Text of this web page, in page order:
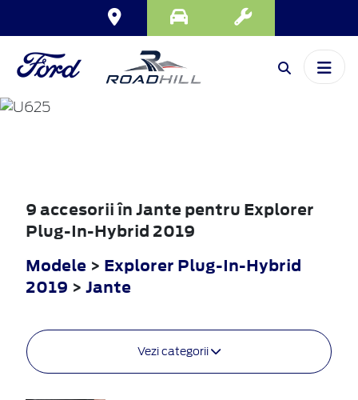
EXPLORER
PLUG-IN-HYBRID
9 accesorii în Jante pentru Explorer
Plug-In-Hybrid 2019
Modele > Explorer Plug-In-Hybrid
2019 > Jante
Vezi categorii